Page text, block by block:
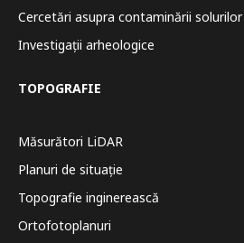
Cercetări asupra contaminării solurilor
Investigații arheologice
TOPOGRAFIE
Măsurători LiDAR
Planuri de situație
Topografie inginerească
Ortofotoplanuri